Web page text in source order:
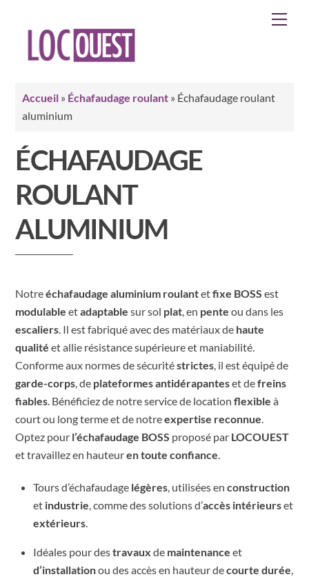
Accueil » Échafaudage roulant » Échafaudage roulant
aluminium
ÉCHAFAUDAGE
ROULANT
ALUMINIUM
Notreéchafaudage aluminium roulantetfixe BOSS est
modulable etadaptable sur sol plat, en pente ou dans les
escaliers. Il est fabriqué avec des matériaux de haute
qualité et allie résistance supérieure et maniabilité.
Conforme aux normes de sécuritéstrictes, il est équipé de
garde-corps, de plateformesantidérapanteset defreins
fiables. Bénéficiez de notre service de locationflexible à
court ou long terme et de notreexpertise reconnue.
Optez pour l’échafaudage BOSS proposé par LOCOUEST
et travaillez en hauteuren toute confiance.
Tours d’échafaudage légères , utilisées en construction
et industrie , comme des solutions d’accès intérieurset
extérieurs
Idéales pour destravaux de maintenance et
d’installationou des accès en hauteur decourte durée